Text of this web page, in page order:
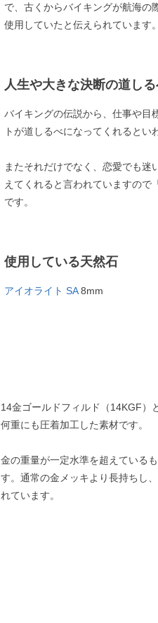
で、古くからバイキングが航海の
使用していたと伝えられています。
人生や大きな決断の道し
バイキングの伝説から、仕事や目
トが道しるべになってくれるとい
またそれだけでなく、恋愛でも迷
えてくれると言われていますので
です。
使用している天然石
アイオライト SA8mm
14金ゴールドフィルド（14KGF）
何重にも圧着加工した素材です。
金の重量が一定水準を超えている
す。通常の金メッキより長持ちし
れています。